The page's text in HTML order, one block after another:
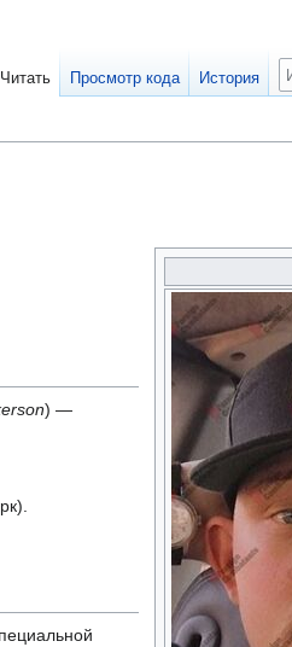
) —
Читать Просмотр кода История